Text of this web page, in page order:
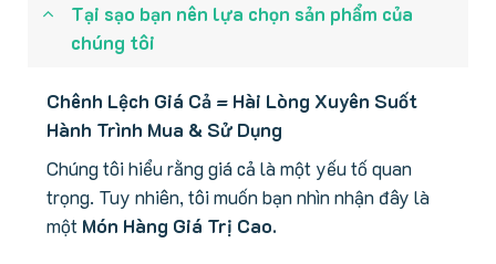
Tại sạo bạn nên lựa chọn sản phẩm của
chúng tôi
Chênh Lệch Giá Cả = Hài Lòng Xuyên Suốt
Hành Trình Mua & Sử Dụng
Chúng tôi hiểu rằng giá cả là một yếu tố quan
trọng. Tuy nhiên, tôi muốn bạn nhìn nhận đây là
một Món Hàng Giá Trị Cao.